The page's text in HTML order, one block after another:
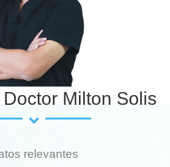
Milton Solis
relevantes